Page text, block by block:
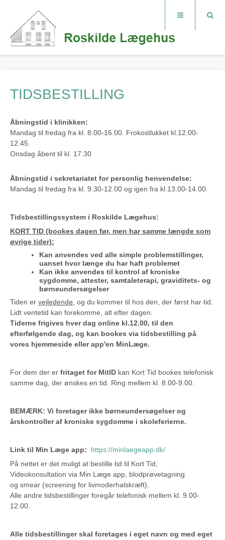
TIDSBESTILLING
Åbningstid i klinikken:
Mandag til fredag fra kl. 8.00-16.00. Frokostlukket kl.12.00-
12.45.
Onsdag åbent til kl. 17.30
Åbningstid i sekretariatet for personlig henvendelse:
Mandag til fredag fra kl. 9.30-12.00 og igen fra kl.13.00-14.00.
Tidsbestillingssystem i Roskilde Lægehus:
KORT TID (bookes dagen før, men har samme længde som
øvrige tider):
Kan anvendes ved alle simple problemstillinger,
uanset hvor længe du har haft problemet
Kan ikke anvendes til kontrol af kroniske
sygdomme, attester, samtaleterapi, graviditets- og
børneundersøgelser
Tiden er vejledende, og du kommer til hos den, der først har tid.
Lidt ventetid kan forekomme, alt efter dagen.
Tiderne frigives hver dag online kl.12.00, til den
efterfølgende dag, og kan bookes via tidsbestilling på
vores hjemmeside eller app'en MinLæge.
For dem der er fritaget for MitID kan Kort Tid bookes telefonisk
samme dag, der ønskes en tid. Ring mellem kl. 8.00-9.00.
BEMÆRK: Vi foretager ikke børneundersøgelser og
årskontroller af kroniske sygdomme i skoleferierne.
Link til Min Læge app: https://minlaegeapp.dk/
På nettet er det muligt at bestille tid til Kort Tid,
Videokonsultation via Min Læge app, blodprøvetagning
og smear (screening for livmoderhalskræft).
Alle andre tidsbestillinger foregår telefonisk mellem kl. 9.00-
12.00.
Alle tidsbestillinger skal foretages i eget navn og med eget